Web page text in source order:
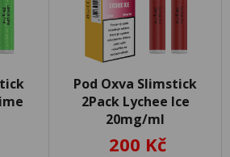
Pod Oxva Slimstick
2Pack Lychee Ice
20mg/ml
200 Kč